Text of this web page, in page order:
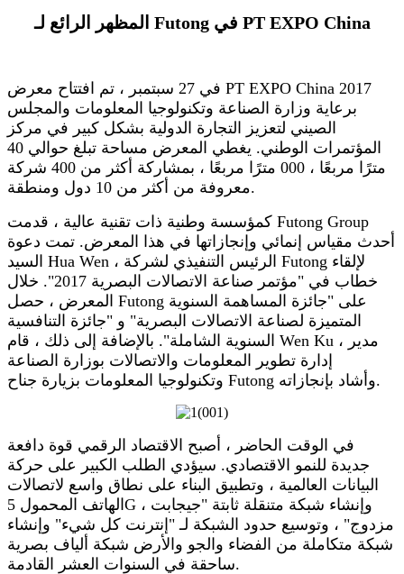
المظهر الرائع لـ Futong في PT EXPO China
في 27 سبتمبر ، تم افتتاح معرض PT EXPO China 2017
برعاية وزارة الصناعة وتكنولوجيا المعلومات والمجلس
الصيني لتعزيز التجارة الدولية بشكل كبير في مركز
المؤتمرات الوطني. يغطي المعرض مساحة تبلغ حوالي 40
مترًا مربعًا ، 000 مترًا مربعًا ، بمشاركة أكثر من 400 شركة
معروفة من أكثر من 10 دول ومنطقة.
كمؤسسة وطنية ذات تقنية عالية ، قدمت Futong Group
أحدث مقياس إنمائي وإنجازاتها في هذا المعرض. تمت دعوة
السيد Hua Wen ، الرئيس التنفيذي لشركة Futong لإلقاء
خطاب في "مؤتمر صناعة الاتصالات البصرية 2017". خلال
المعرض ، حصل Futong على "جائزة المساهمة السنوية
المتميزة لصناعة الاتصالات البصرية" و "جائزة التنافسية
السنوية الشاملة". بالإضافة إلى ذلك ، قام Wen Ku ، مدير
إدارة تطوير المعلومات والاتصالات بوزارة الصناعة
وتكنولوجيا المعلومات بزيارة جناح Futong وأشاد بإنجازاته.
في الوقت الحاضر ، أصبح الاقتصاد الرقمي قوة دافعة
جديدة للنمو الاقتصادي. سيؤدي الطلب الكبير على حركة
البيانات العالمية ، وتطبيق البناء على نطاق واسع لاتصالات
الهاتف المحمول 5G ، وإنشاء شبكة متنقلة ثابتة "جيجابت
مزدوج" ، وتوسيع حدود الشبكة لـ "إنترنت كل شيء" وإنشاء
شبكة متكاملة من الفضاء والجو والأرض شبكة ألياف بصرية
ساحقة في السنوات العشر القادمة.